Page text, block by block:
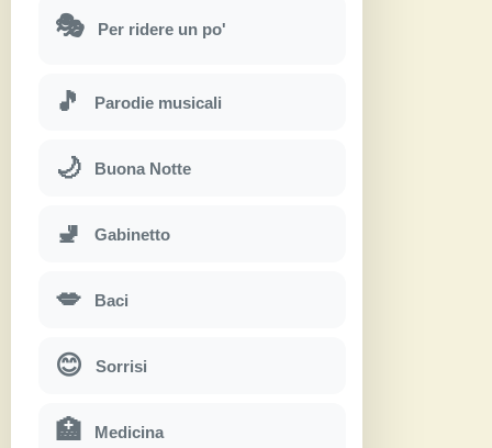
🎭 Per ridere un po'
🎵 Parodie musicali
🌙 Buona Notte
🚽 Gabinetto
💋 Baci
😊 Sorrisi
🏥 Medicina